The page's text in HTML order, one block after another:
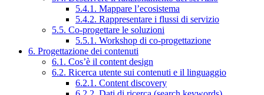
5.4.1. Mappare l’ecosistema
5.4.2. Rappresentare i flussi di servizio
5.5. Co-progettare le soluzioni
5.5.1. Workshop di co-progettazione
6. Progettazione dei contenuti
6.1. Cos’è il content design
6.2. Ricerca utente sui contenuti e il linguaggio
6.2.1. Content discovery